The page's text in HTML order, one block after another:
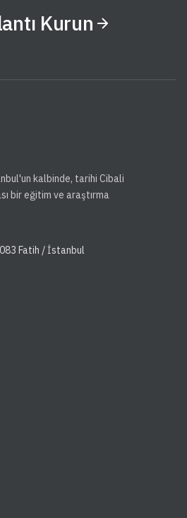
Kurun
kalbinde, tarihi Cibali
bir eğitim ve araştırma
Fatih / İstanbul